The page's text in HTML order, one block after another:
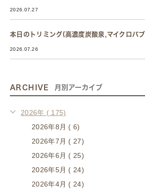
2026.07.27
本日のトリミング(高濃度炭酸泉,マイクロバブ
2026.07.26
ARCHIVE 月別アーカイブ
2026年 ( 175)
2026年8月 ( 6)
2026年7月 ( 27)
2026年6月 ( 25)
2026年5月 ( 24)
2026年4月 ( 24)